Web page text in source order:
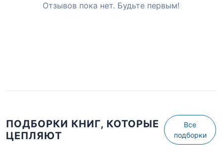
Отзывов пока нет. Будьте первым!
ПОДБОРКИ КНИГ, КОТОРЫЕ
ЦЕПЛЯЮТ
Все
подборки